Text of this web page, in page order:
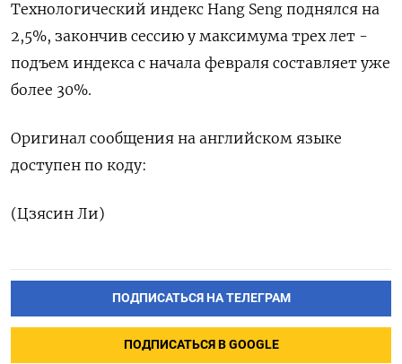
Технологический индекс Hang Seng поднялся на
2,5%, закончив сессию у максимума трех лет -
подъем индекса с начала февраля составляет уже
более 30%.
Оригинал сообщения на английском языке
доступен по коду:
(Цзясин Ли)
ПОДПИСАТЬСЯ НА ТЕЛЕГРАМ
ПОДПИСАТЬСЯ В GOOGLE